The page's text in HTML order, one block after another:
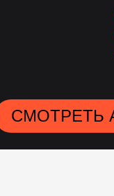
СМОТРЕТЬ